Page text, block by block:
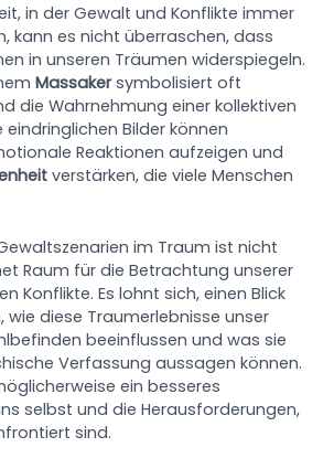
in der Gewalt und Konflikte immer
kann es nicht überraschen, dass
in unseren Träumen widerspiegeln.
Massakersymbolisiert oft
die Wahrnehmung einer kollektiven
eindringlichen Bilder können
Reaktionen aufzeigen und
verstärken, die viele Menschen
im Traum ist nicht
Raum für die Betrachtung unserer
Konflikte. Es lohnt sich, einen Blick
wie diese Traumerlebnisse unser
beeinflussen und was sie
Verfassung aussagen können.
ein besseres
selbst und die Herausforderungen,
sind.